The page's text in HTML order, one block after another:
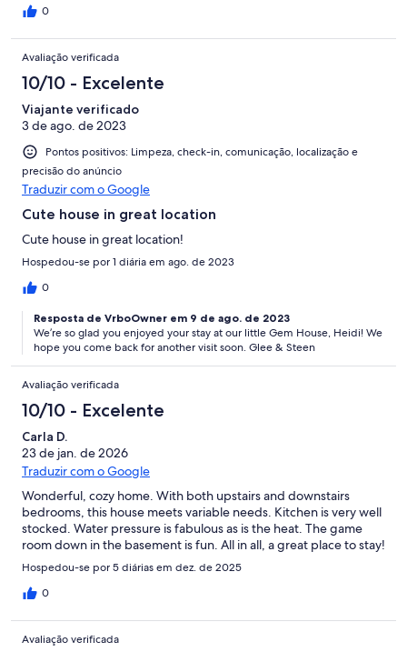
0
Avaliação verificada
10/10 - Excelente
Viajante verificado
3 de ago. de 2023
Pontos positivos: Limpeza, check-in, comunicação, localização e
precisão do anúncio
Traduzir com o Google
Cute house in great location
Cute house in great location!
Hospedou-se por 1 diária em ago. de 2023
0
Resposta de VrboOwner em 9 de ago. de 2023
We’re so glad you enjoyed your stay at our little Gem House, Heidi! We
hope you come back for another visit soon. Glee & Steen
Avaliação verificada
10/10 - Excelente
Carla D.
23 de jan. de 2026
Traduzir com o Google
Wonderful, cozy home. With both upstairs and downstairs
bedrooms, this house meets variable needs. Kitchen is very well
stocked. Water pressure is fabulous as is the heat. The game
room down in the basement is fun. All in all, a great place to stay!
Hospedou-se por 5 diárias em dez. de 2025
0
Avaliação verificada